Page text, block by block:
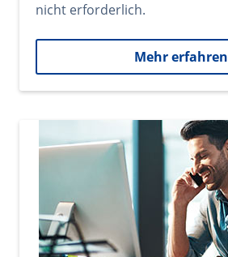
nicht erforderlich.
Mehr erfahren